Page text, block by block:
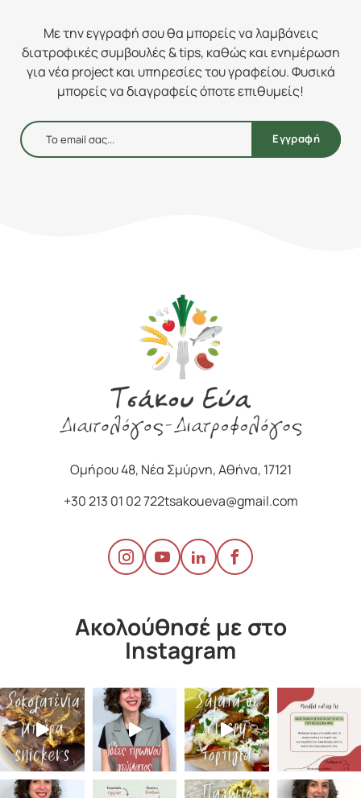
Με την εγγραφή σου θα μπορείς να λαμβάνεις
διατροφικές συμβουλές & tips, καθώς και ενημέρωση
για νέα project και υπηρεσίες του γραφείου. Φυσικά
μπορείς να διαγραφείς όποτε επιθυμείς!
Εγγραφή
Ομήρου 48, Νέα Σμύρνη, Αθήνα, 17121
+30 213 01 02 722tsakoueva@gmail.com
Ακολούθησέ με στο
Instagram